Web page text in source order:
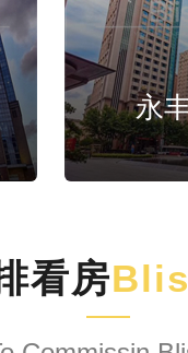
永
看房